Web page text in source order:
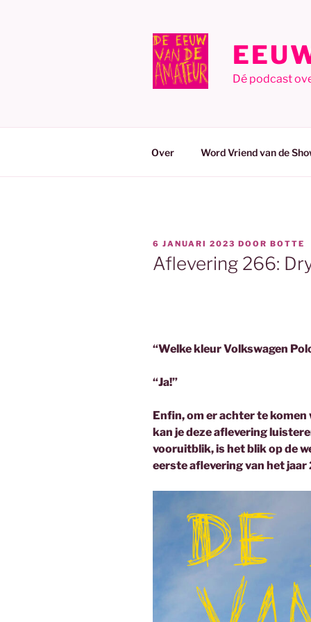
Dé podcast
Over Word Vriend van de
GEPLAATST
OP
6 JANUARI 2023 DOOR BOTTE
Aflevering 266:
“Welke kleur Volkswagen
“Ja!”
Enfin, om er achter te
kan je deze aflevering
vooruitblik, is het blik op de
eerste aflevering van het jaar